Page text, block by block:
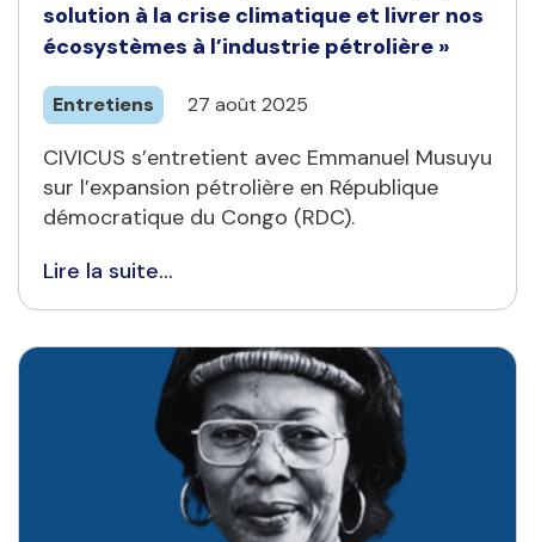
solution à la crise climatique et livrer nos
écosystèmes à l’industrie pétrolière »
Entretiens 27 août 2025
CIVICUS s’entretient avec Emmanuel Musuyu
sur l’expansion pétrolière en République
démocratique du Congo (RDC).
Lire la suite...